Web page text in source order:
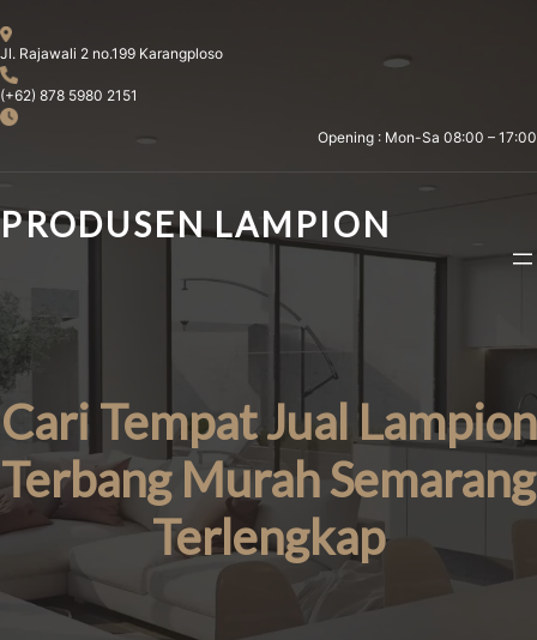
to
content
Jl. Rajawali 2 no.199 Karangploso
(+62) 878 5980 2151
Opening : Mon-Sa 08:00 – 17:00
PRODUSEN LAMPION
Cari Tempat Jual Lampion
Terbang Murah Semarang
Terlengkap